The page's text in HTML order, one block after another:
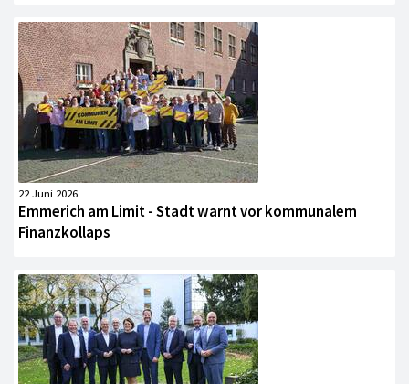
22 Juni 2026
Emmerich am Limit - Stadt warnt vor kommunalem
Finanzkollaps